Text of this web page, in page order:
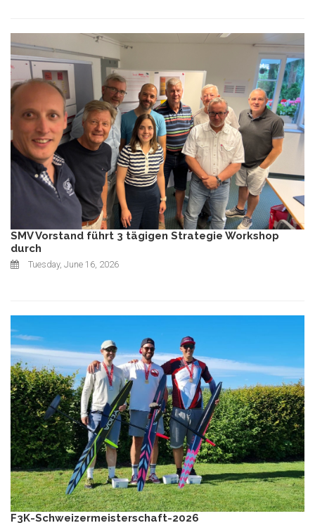
SMV Vorstand führt 3 tägigen Strategie Workshop
durch
Tuesday, June 16, 2026
F3K-Schweizermeisterschaft-2026